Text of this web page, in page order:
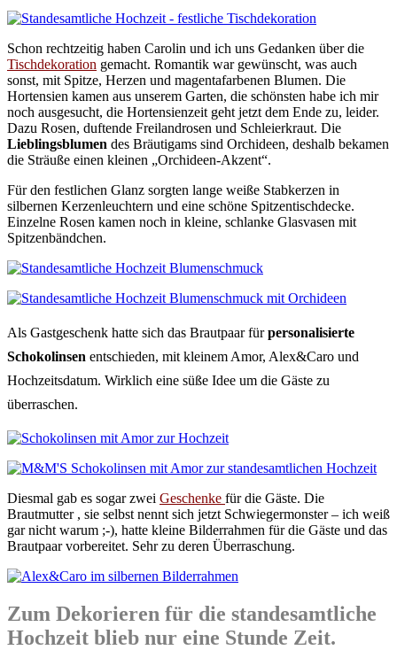
Schon rechtzeitig haben Carolin und ich uns Gedanken über die
Tischdekoration gemacht. Romantik war gewünscht, was auch
sonst, mit Spitze, Herzen und magentafarbenen Blumen. Die
Hortensien kamen aus unserem Garten, die schönsten habe ich mir
noch ausgesucht, die Hortensienzeit geht jetzt dem Ende zu, leider.
Dazu Rosen, duftende Freilandrosen und Schleierkraut. Die
Lieblingsblumen des Bräutigams sind Orchideen, deshalb bekamen
die Sträuße einen kleinen „Orchideen-Akzent“.
Für den festlichen Glanz sorgten lange weiße Stabkerzen in
silbernen Kerzenleuchtern und eine schöne Spitzentischdecke.
Einzelne Rosen kamen noch in kleine, schlanke Glasvasen mit
Spitzenbändchen.
Als Gastgeschenk hatte sich das Brautpaar fürpersonalisierte
Schokolinsen entschieden, mit kleinem Amor, Alex&Caro und
Hochzeitsdatum. Wirklich eine süße Idee um die Gäste zu
überraschen.
Diesmal gab es sogar zwei Geschenke für die Gäste. Die
Brautmutter , sie selbst nennt sich jetzt Schwiegermonster – ich weiß
gar nicht warum ;-), hatte kleine Bilderrahmen für die Gäste und das
Brautpaar vorbereitet. Sehr zu deren Überraschung.
Zum Dekorieren für die standesamtliche
Hochzeit blieb nur eine Stunde Zeit.